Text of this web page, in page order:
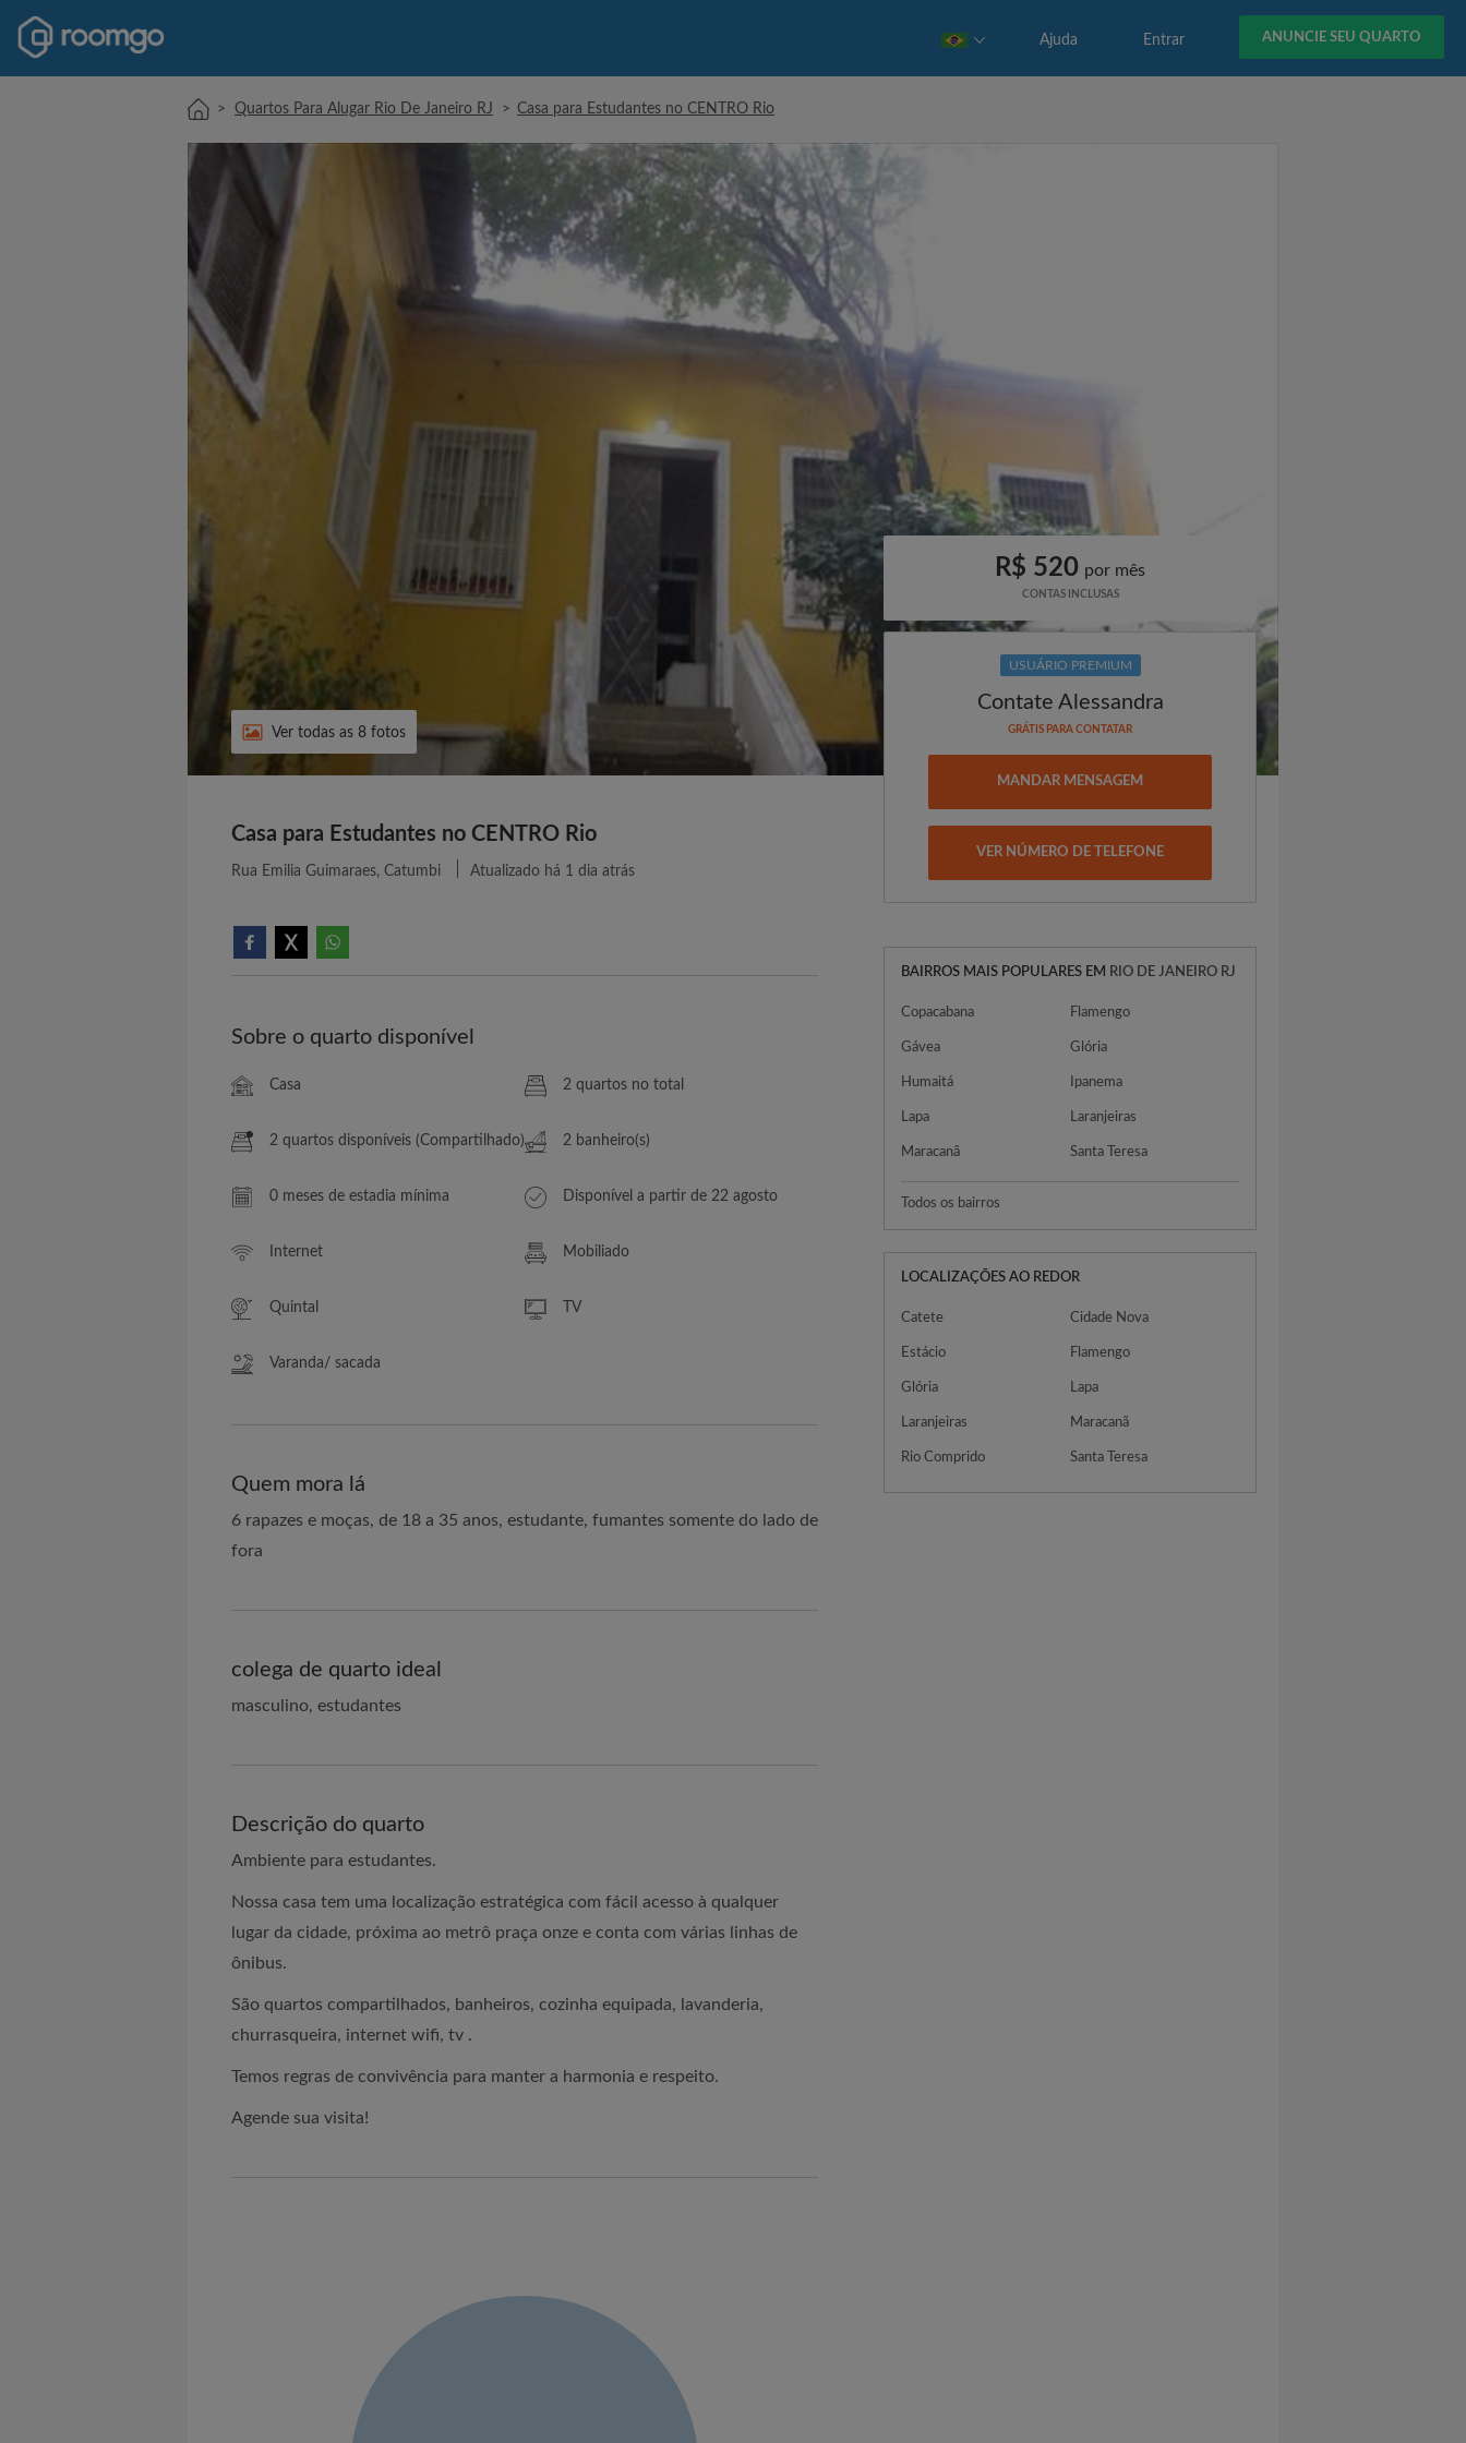
ANUNCIE SEU QUARTO
Entrar
Ajuda
> Quartos Para Alugar Rio De Janeiro RJ > Casa para Estudantes no CENTRO Rio
Ver todas as 8 fotos
Casa para Estudantes no CENTRO Rio
Rua Emilia Guimaraes, Catumbi Atualizado há 1 dia atrás
Sobre o quarto disponível
Casa 2 quartos no total
2 quartos disponíveis (Compartilhado) 2 banheiro(s)
0 meses de estadia mínima Disponível a partir de 22 agosto
Internet Mobiliado
Quintal TV
Varanda/ sacada
Quem mora lá
6 rapazes e moças, de 18 a 35 anos, estudante, fumantes somente do lado de
fora
colega de quarto ideal
masculino, estudantes
Descrição do quarto
Ambiente para estudantes.
Nossa casa tem uma localização estratégica com fácil acesso à qualquer
lugar da cidade, próxima ao metrô praça onze e conta com várias linhas de
ônibus.
São quartos compartilhados, banheiros, cozinha equipada, lavanderia,
churrasqueira, internet wifi, tv .
Temos regras de convivência para manter a harmonia e respeito.
Agende sua visita!
R$ 520 por mês
CONTAS INCLUSAS
USUÁRIO PREMIUM
Contate Alessandra
GRÁTIS PARA CONTATAR
MANDAR MENSAGEM
VER NÚMERO DE TELEFONE
BAIRROS MAIS POPULARES EM RIO DE JANEIRO RJ
Copacabana Flamengo
Gávea Glória
Humaitá Ipanema
Lapa Laranjeiras
Maracanã Santa Teresa
Todos os bairros
LOCALIZAÇÕES AO REDOR
Catete Cidade Nova
Estácio Flamengo
Glória Lapa
Laranjeiras Maracanã
Rio Comprido Santa Teresa